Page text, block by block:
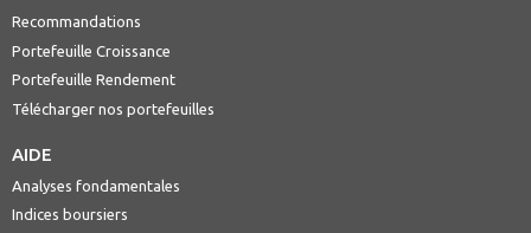
Recommandations
Portefeuille Croissance
Portefeuille Rendement
Télécharger nos portefeuilles
AIDE
Analyses fondamentales
Indices boursiers